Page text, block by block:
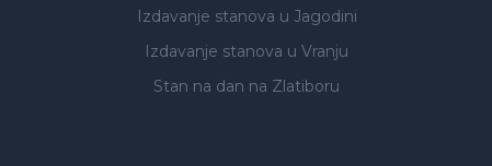
Izdavanje stanova u Jagodini
Izdavanje stanova u Vranju
Stan na dan na Zlatiboru